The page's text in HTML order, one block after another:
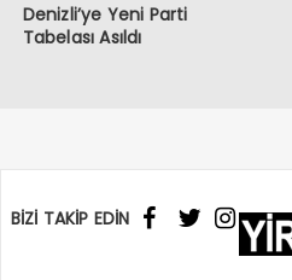
Denizli’ye Yeni Parti
Tabelası Asıldı
BİZİ TAKİP EDİN